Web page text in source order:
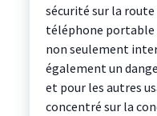
sécurité sur la
téléphone portable
non seulement
également un
et pour les autres
concentré sur la